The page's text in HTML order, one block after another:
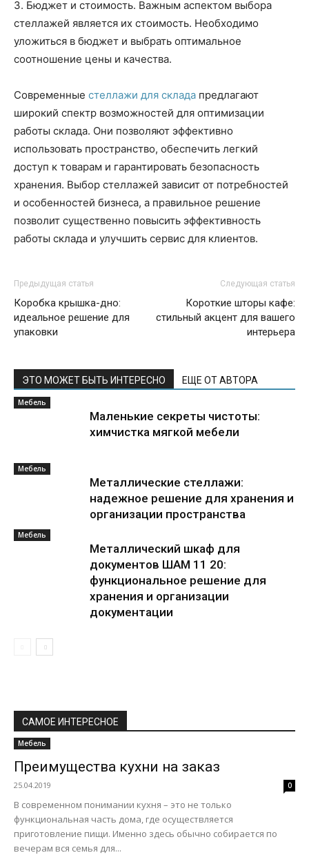
3. Бюджет и стоимость. Важным аспектом выбора
стеллажей является их стоимость. Необходимо
уложиться в бюджет и выбрать оптимальное
соотношение цены и качества.
Современные стеллажи для склада предлагают
широкий спектр возможностей для оптимизации
работы склада. Они позволяют эффективно
использовать пространство, обеспечить легкий
доступ к товарам и гарантировать безопасность
хранения. Выбор стеллажей зависит от потребностей
и особенностей бизнеса, а правильное решение
позволит существенно повысить эффективность
работы склада и улучшить сервис для клиентов.
Предыдущая статья
Коробка крышка-дно:
идеальное решение для
упаковки
Следующая статья
Короткие шторы кафе:
стильный акцент для вашего
интерьера
ЭТО МОЖЕТ БЫТЬ ИНТЕРЕСНО ЕЩЕ ОТ АВТОРА
Мебель
Маленькие секреты чистоты:
химчистка мягкой мебели
Мебель
Металлические стеллажи:
надежное решение для хранения и
организации пространства
Мебель
Металлический шкаф для
документов ШАМ 11 20:
функциональное решение для
хранения и организации
документации
САМОЕ ИНТЕРЕСНОЕ
Мебель
Преимущества кухни на заказ
25.04.2019 0
В современном понимании кухня – это не только
функциональная часть дома, где осуществляется
приготовление пищи. Именно здесь обычно собирается по
вечерам вся семья для...